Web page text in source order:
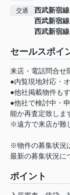
交通 西武新宿線
西武新宿線
西武新宿線
セールスポイ
来店・電話問合
●内覧現地対応・
●他社掲載物件も
●他社で検討中・
能か再査定致しま
※遠方で来店が難
※物件の募集状況
最新の募集状況に
ポイント